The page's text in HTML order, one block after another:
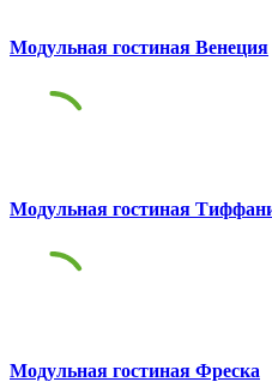
Модульная гостиная Венеция
Модульная гостиная
Модульная гостиная Фреска